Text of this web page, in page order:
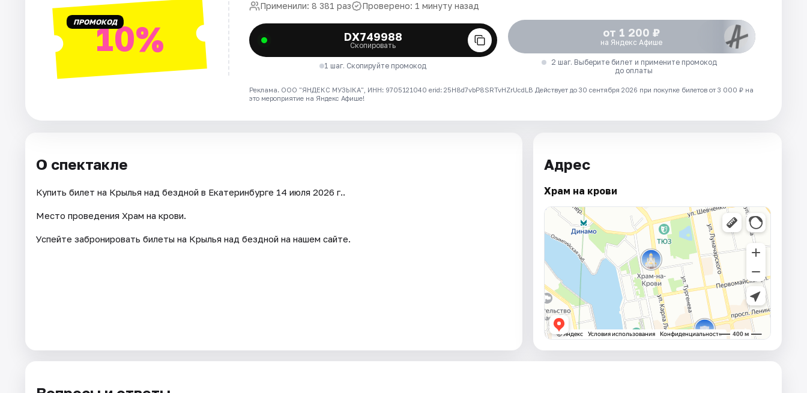
Артисты ПРОМОКОД10%
Применили: 8 381 раз Проверено: 1 минуту назад
DX749988
Скопировать
1 шаг. Скопируйте промокод
от 1 200 ₽
на Яндекс Афише
2 шаг. Выберите билет и примените промокод
до оплаты
Реклама. ООО "ЯНДЕКС МУЗЫКА", ИНН: 9705121040 erid: 25H8d7vbP8SRTvHZrUcdLB Действует до 30 сентября 2026 при покупке билетов от 3 000 ₽ на
это мероприятие на Яндекс Афише!
О спектакле
Купить билет на Крылья над бездной в Екатеринбурге 14 июля 2026 г..
Место проведения Храм на крови.
Успейте забронировать билеты на Крылья над бездной на нашем сайте.
Адрес
Храм на крови